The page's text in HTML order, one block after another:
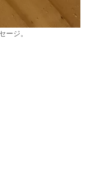
ージ。